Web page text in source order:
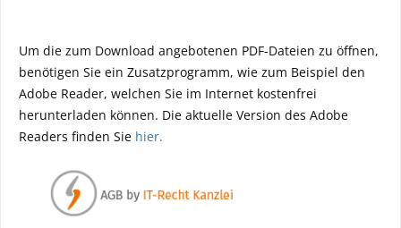
Um die zum Download angebotenen PDF-Dateien zu öffnen,
benötigen Sie ein Zusatzprogramm, wie zum Beispiel den
Adobe Reader, welchen Sie im Internet kostenfrei
herunterladen können. Die aktuelle Version des Adobe
Readers finden Sie hier.